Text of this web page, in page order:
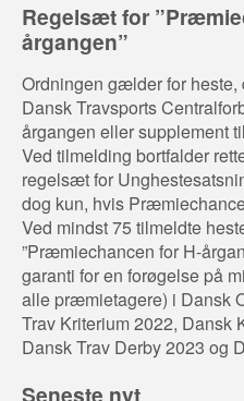
Regelsæt for
årgangen”
Ordningen gælder for heste,
Dansk Travsports
årgangen eller supplement
Ved tilmelding bortfalder
regelsæt for
dog kun, hvis
Ved mindst 75 tilmeldte
”Præmiechancen for H-
garanti for en forøgelse på
alle præmietagere) i Dansk
Trav Kriterium 2022, Dansk
Dansk Trav Derby 2023 og